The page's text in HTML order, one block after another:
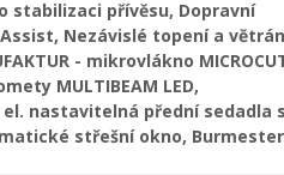
stabilizaci přívěsu, Dopravní
Nezávislé topení a
- mikrovlákno
MULTIBEAM LED,
nastavitelná přední sedadla
střešní okno, Burmester